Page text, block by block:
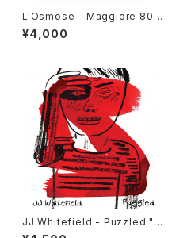
L'Osmose - Maggiore 800
"LP"
¥4,000
JJ Whitefield - Puzzled "L
P"